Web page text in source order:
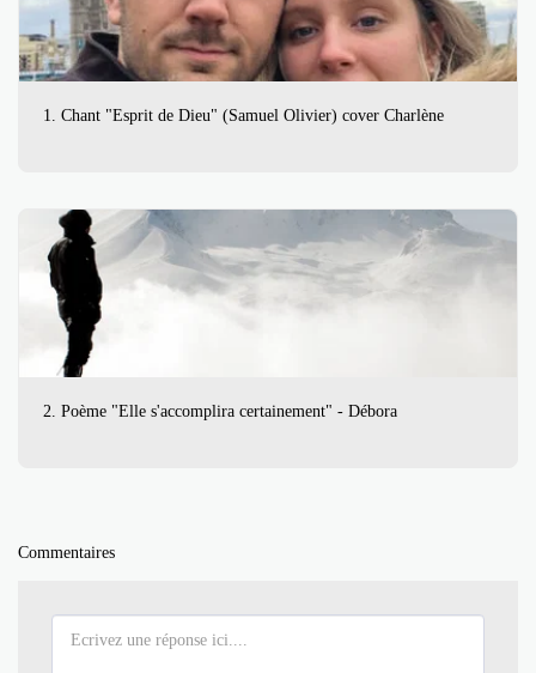
1. Chant "Esprit de Dieu" (Samuel Olivier) cover Charlène
2. Poème "Elle s'accomplira certainement" - Débora
Commentaires